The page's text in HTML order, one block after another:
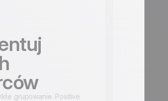
grupowanie. Positive